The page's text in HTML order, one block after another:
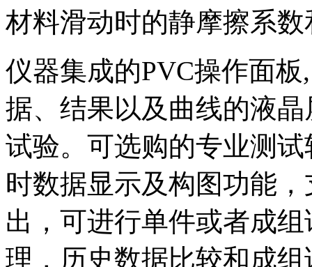
材料滑动时的静摩擦系
仪器集成的PVC操作面
据、结果以及曲线的液
试验。可选购的专业测
时数据显示及构图功能
出，可进行单件或者成
理，历史数据比较和成